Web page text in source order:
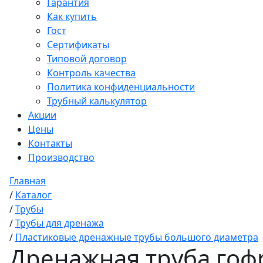
Гарантия
Как купить
Гост
Сертификаты
Типовой договор
Контроль качества
Политика конфиденциальности
Трубный калькулятор
Акции
Цены
Контакты
Производство
Главная
/ Каталог
/Трубы
/Трубы для дренажа
/ Пластиковые дренажные трубы большого диаметра